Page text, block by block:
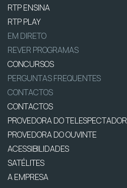
RTP ENSINA
RTP PLAY
EM DIRETO
REVER PROGRAMAS
CONCURSOS
PERGUNTAS FREQUENTES
CONTACTOS
CONTACTOS
PROVEDORA DO TELESPECTADOR
PROVEDORA DO OUVINTE
ACESSIBILIDADES
SATÉLITES
A EMPRESA